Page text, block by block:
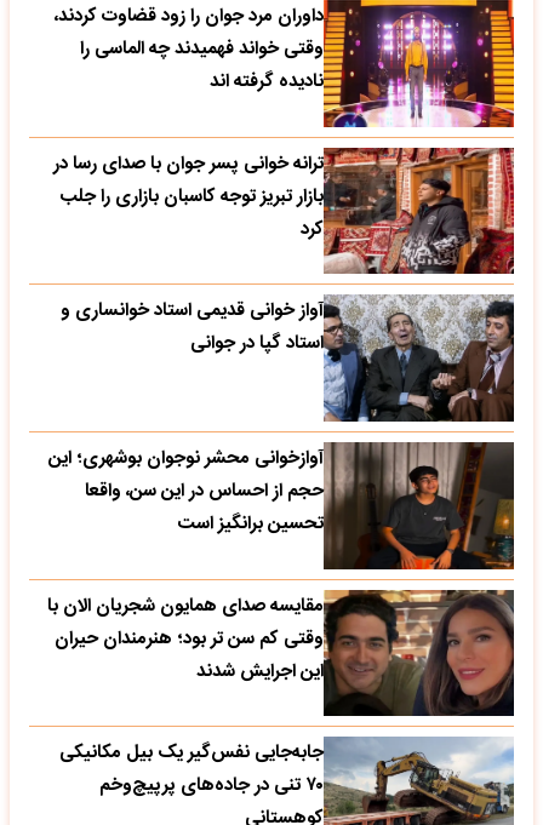
داوران مرد جوان را زود قضاوت کردند،
وقتی خواند فهمیدند چه الماسی را
نادیده گرفته اند
ترانه خوانی پسر جوان با صدای رسا در
بازار تبریز توجه کاسبان بازاری را جلب
کرد
آواز خوانی قدیمی استاد خوانساری و
استاد گپا در جوانی
آوازخوانی محشر نوجوان بوشهری؛ این
حجم از احساس در این سن، واقعا
تحسین‌ برانگیز است
مقایسه صدای همایون شجریان الان با
وقتی کم سن تر بود؛ هنرمندان حیران
این اجرایش شدند
جابه‌جایی نفس‌گیر یک بیل مکانیکی
۷۰ تنی در جاده‌های پرپیچ‌وخم
کوهستانی